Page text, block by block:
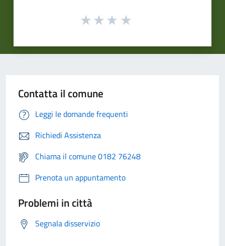
Contatta il comune
Leggi le domande frequenti
Richiedi Assistenza
Chiama il comune 0182 76248
Prenota un appuntamento
Problemi in città
Segnala disservizio